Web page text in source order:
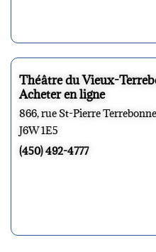
Théâtre du Vieux-
Acheter en ligne
866, rue St-Pierre Terrebonne
J6W 1E5
(450) 492-4777